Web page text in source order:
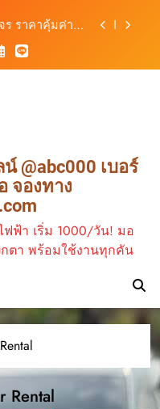
ร ราคาคุ้มค่า
เดินทาง
บาท/วัน
มง
หน้า:
ร ราคาคุ้มค่า
เดินทาง
บาท/วัน
@abc000 เบอร์
จองทาง
ฟฟ้า เริ่ม 1000/วัน! มอ
ตา พร้อมใช้งานทุกคัน
Rental